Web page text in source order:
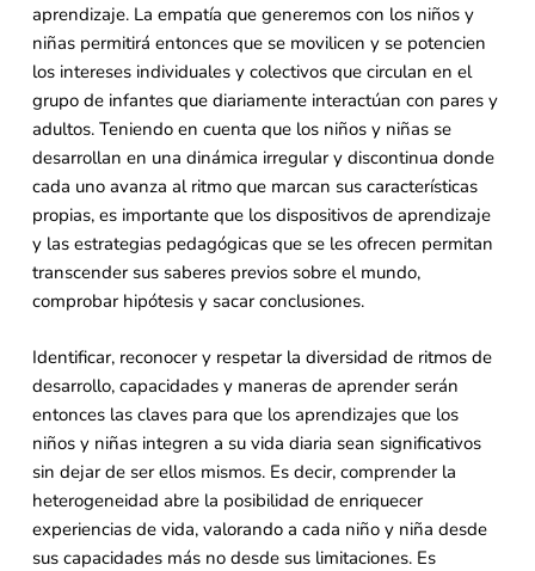
aprendizaje. La empatía que generemos con los niños y
niñas permitirá entonces que se movilicen y se potencien
los intereses individuales y colectivos que circulan en el
grupo de infantes que diariamente interactúan con pares y
adultos. Teniendo en cuenta que los niños y niñas se
desarrollan en una dinámica irregular y discontinua donde
cada uno avanza al ritmo que marcan sus características
propias, es importante que los dispositivos de aprendizaje
y las estrategias pedagógicas que se les ofrecen permitan
transcender sus saberes previos sobre el mundo,
comprobar hipótesis y sacar conclusiones.
Identificar, reconocer y respetar la diversidad de ritmos de
desarrollo, capacidades y maneras de aprender serán
entonces las claves para que los aprendizajes que los
niños y niñas integren a su vida diaria sean significativos
sin dejar de ser ellos mismos. Es decir, comprender la
heterogeneidad abre la posibilidad de enriquecer
experiencias de vida, valorando a cada niño y niña desde
sus capacidades más no desde sus limitaciones. Es